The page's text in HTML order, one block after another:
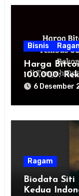
Bisnis
Harga
100.000:
Optimisme
6 Desember
Ragam
Biodata Siti
Kedua